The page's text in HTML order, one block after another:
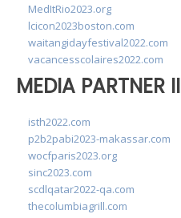
MedItRio2023.org
lcicon2023boston.com
waitangidayfestival2022.com
vacancesscolaires2022.com
MEDIA PARTNER II
isth2022.com
p2b2pabi2023-makassar.com
wocfparis2023.org
sinc2023.com
scdlqatar2022-qa.com
thecolumbiagrill.com